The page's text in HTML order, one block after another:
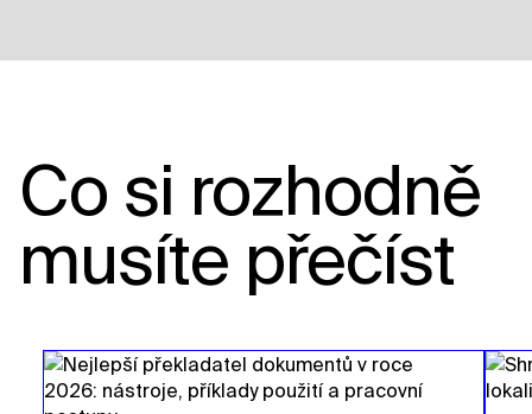
Co si rozhodně
musíte přečíst